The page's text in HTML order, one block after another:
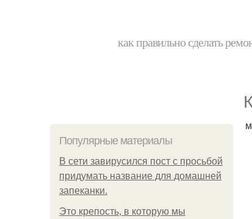
как правильно сделать
Популярные материалы
В сети завирусился пост с просьбой
придумать название для домашней
запеканки.
Это крепость, в которую мы